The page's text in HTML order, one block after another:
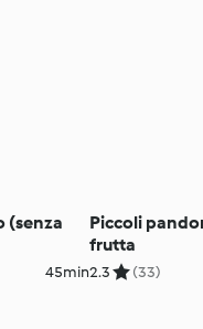
(senza
45min
Piccoli
frutta
2.3 (33)